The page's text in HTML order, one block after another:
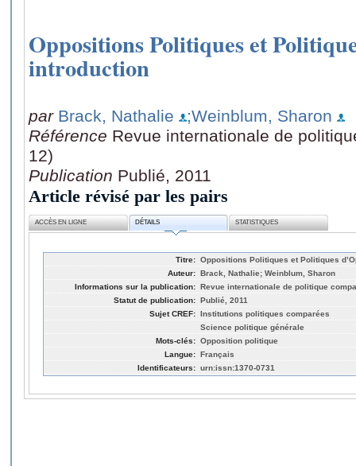
Oppositions Politiques et
introduction
par Brack, Nathalie
;Weinblum, Sharon
Référence Revue internationale de
12)
Publication Publié, 2011
Article révisé par les pairs
ACCÈS EN LIGNE DÉTAILS STATISTIQUES
Titre: Oppositions Politiques et Politiques
Auteur: Brack, Nathalie; Weinblum, Sharon
Informations sur la publication: Revue internationale de politique
Statut de publication: Publié, 2011
Sujet CREF: Institutions politiques comparées
Science politique générale
Mots-clés: Opposition politique
Langue: Français
Identificateurs: urn:issn:1370-0731